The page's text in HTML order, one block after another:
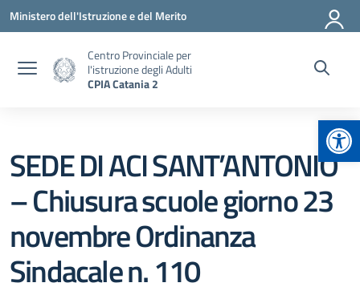
Vai ai contenuti
Vai al menu di navigazione
Vai al footer
Ministero dell'Istruzione e del Merito
Centro Provinciale per
l'istruzione degli Adulti
CPIA Catania 2
SEDE DI ACI SANT’ANTONIO
– Chiusura scuole giorno 23
novembre Ordinanza
Sindacale n. 110